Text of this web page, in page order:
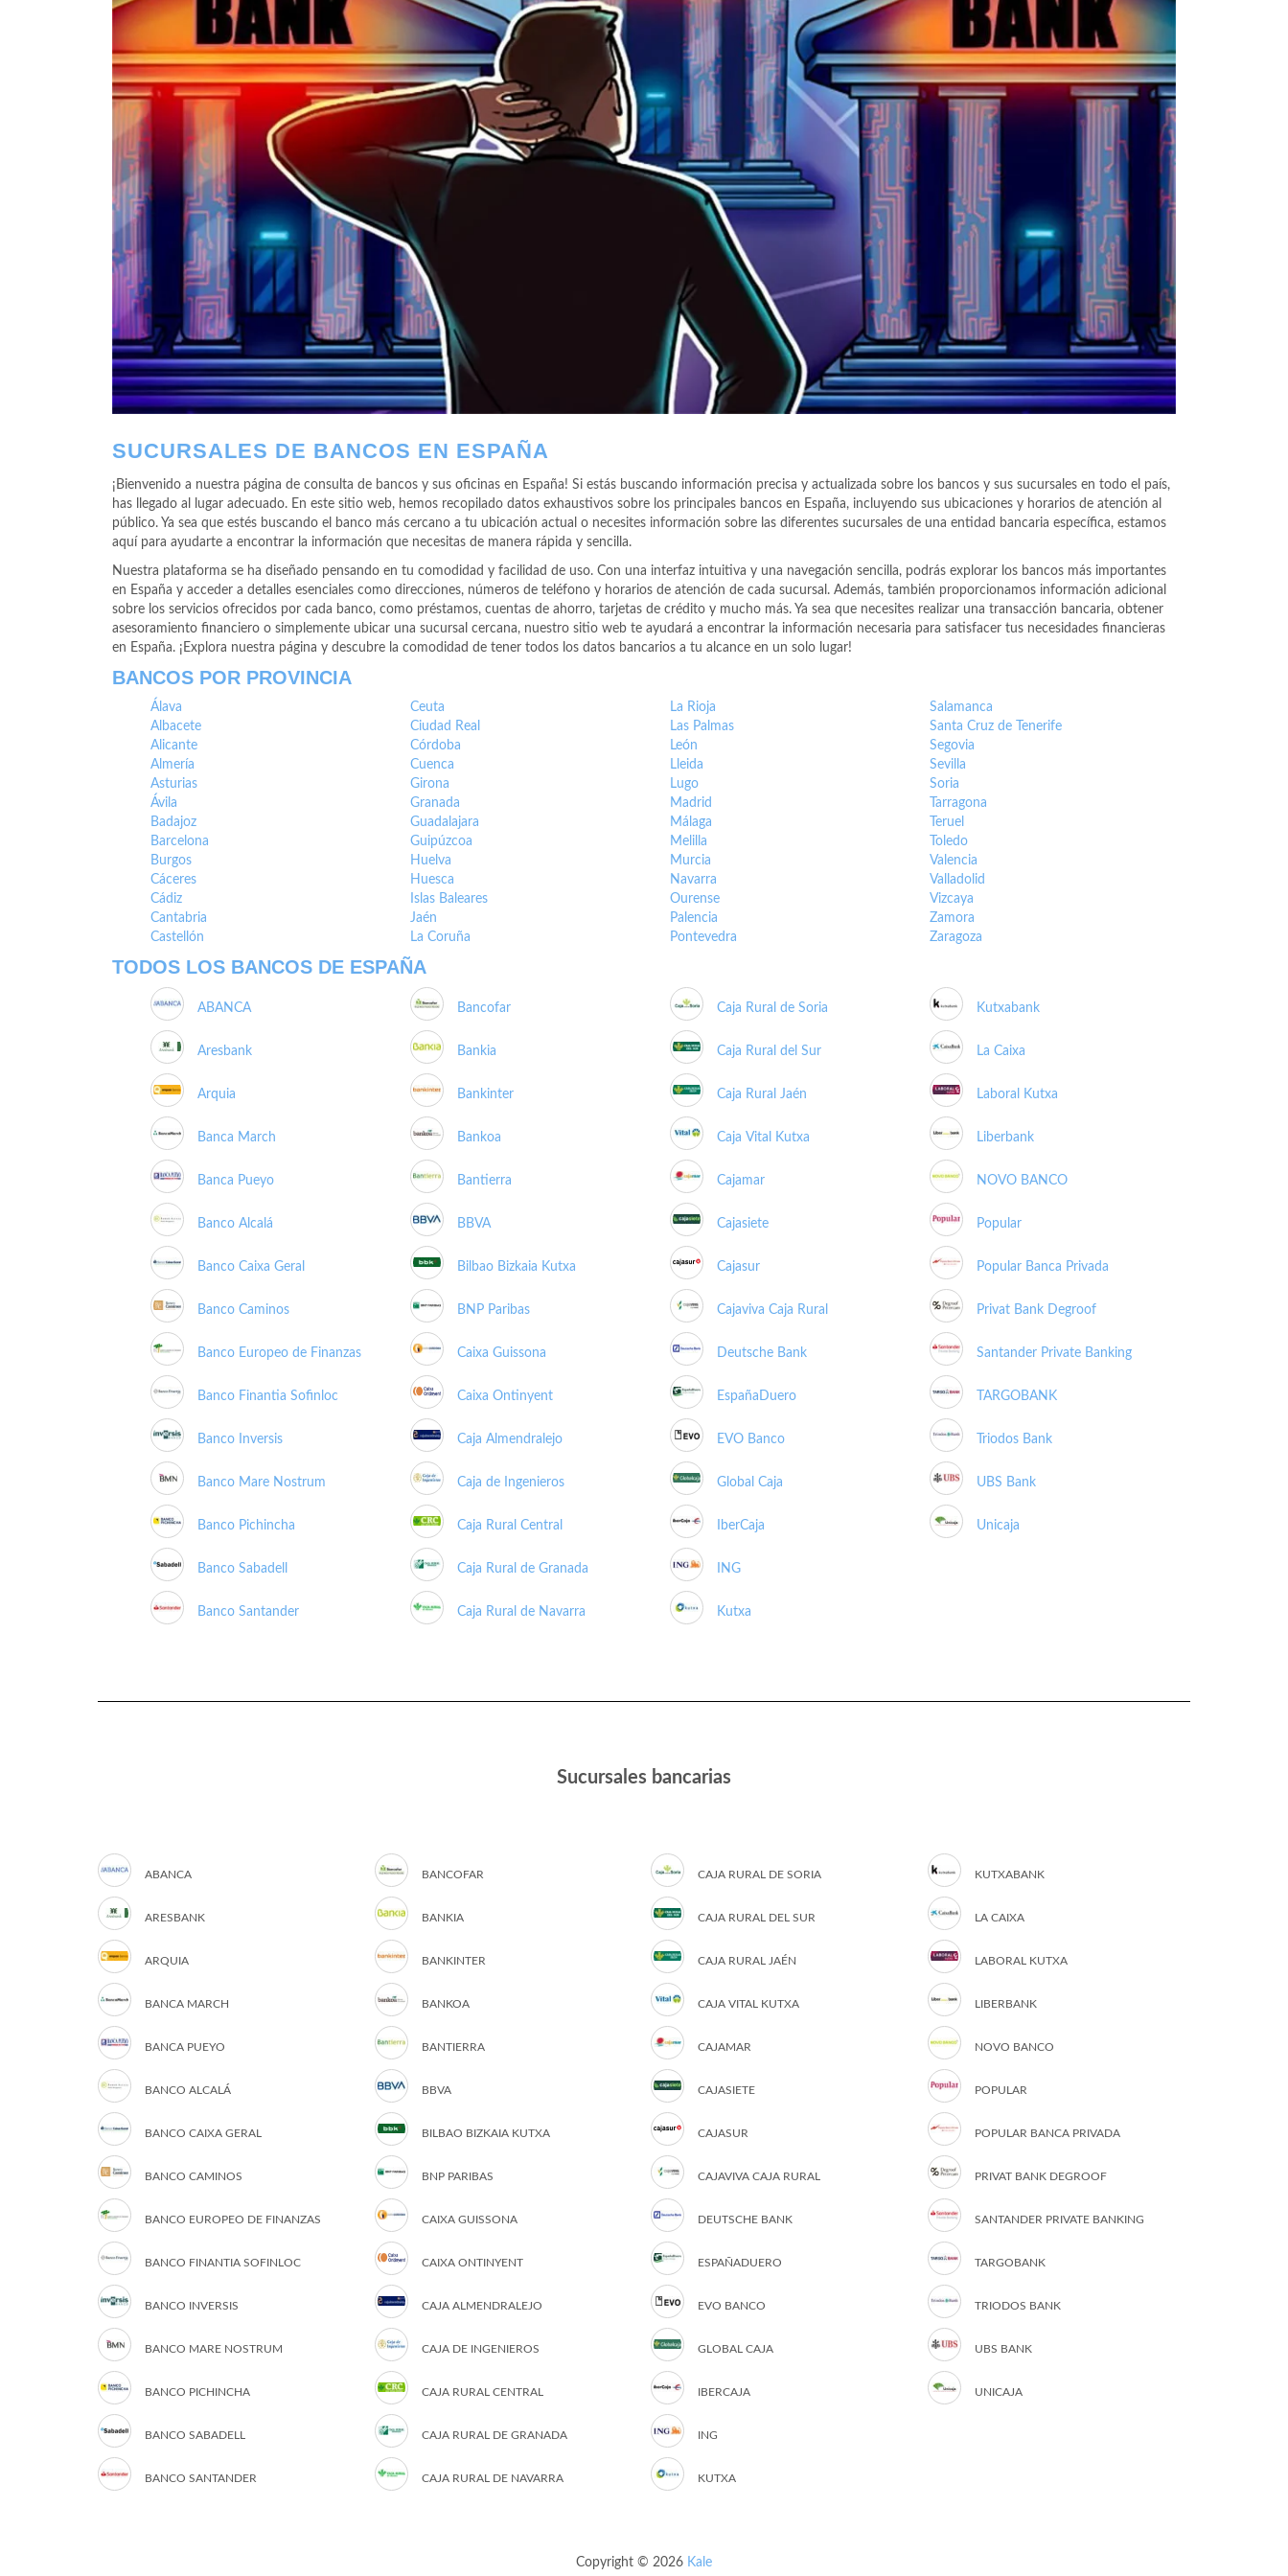
SUCURSALES DE BANCOS EN ESPAÑA
¡Bienvenido a nuestra página de consulta de bancos y sus oficinas en España! Si estás buscando información precisa y actualizada sobre los bancos y sus sucursales en todo el país,
has llegado al lugar adecuado. En este sitio web, hemos recopilado datos exhaustivos sobre los principales bancos en España, incluyendo sus ubicaciones y horarios de atención al
público. Ya sea que estés buscando el banco más cercano a tu ubicación actual o necesites información sobre las diferentes sucursales de una entidad bancaria específica, estamos
aquí para ayudarte a encontrar la información que necesitas de manera rápida y sencilla.
Nuestra plataforma se ha diseñado pensando en tu comodidad y facilidad de uso. Con una interfaz intuitiva y una navegación sencilla, podrás explorar los bancos más importantes
en España y acceder a detalles esenciales como direcciones, números de teléfono y horarios de atención de cada sucursal. Además, también proporcionamos información adicional
sobre los servicios ofrecidos por cada banco, como préstamos, cuentas de ahorro, tarjetas de crédito y mucho más. Ya sea que necesites realizar una transacción bancaria, obtener
asesoramiento financiero o simplemente ubicar una sucursal cercana, nuestro sitio web te ayudará a encontrar la información necesaria para satisfacer tus necesidades financieras
en España. ¡Explora nuestra página y descubre la comodidad de tener todos los datos bancarios a tu alcance en un solo lugar!
BANCOS POR PROVINCIA
Álava
Albacete
Alicante
Almería
Asturias
Ávila
Badajoz
Barcelona
Burgos
Cáceres
Cádiz
Cantabria
Castellón
Ceuta
Ciudad Real
Córdoba
Cuenca
Girona
Granada
Guadalajara
Guipúzcoa
Huelva
Huesca
Islas Baleares
Jaén
La Coruña
La Rioja
Las Palmas
León
Lleida
Lugo
Madrid
Málaga
Melilla
Murcia
Navarra
Ourense
Palencia
Pontevedra
Salamanca
Santa Cruz de Tenerife
Segovia
Sevilla
Soria
Tarragona
Teruel
Toledo
Valencia
Valladolid
Vizcaya
Zamora
Zaragoza
TODOS LOS BANCOS DE ESPAÑA
ABANCA
Aresbank
Arquia
Banca March
Banca Pueyo
Banco Alcalá
Banco Caixa Geral
Banco Caminos
Banco Europeo de Finanzas
Banco Finantia Sofinloc
Banco Inversis
Banco Mare Nostrum
Banco Pichincha
Banco Sabadell
Banco Santander
Bancofar
Bankia
Bankinter
Bankoa
Bantierra
BBVA
Bilbao Bizkaia Kutxa
BNP Paribas
Caixa Guissona
Caixa Ontinyent
Caja Almendralejo
Caja de Ingenieros
Caja Rural Central
Caja Rural de Granada
Caja Rural de Navarra
Caja Rural de Soria
Caja Rural del Sur
Caja Rural Jaén
Caja Vital Kutxa
Cajamar
Cajasiete
Cajasur
Cajaviva Caja Rural
Deutsche Bank
EspañaDuero
EVO Banco
Global Caja
IberCaja
ING
Kutxa
Kutxabank
La Caixa
Laboral Kutxa
Liberbank
NOVO BANCO
Popular
Popular Banca Privada
Privat Bank Degroof
Santander Private Banking
TARGOBANK
Triodos Bank
UBS Bank
Unicaja
Sucursales bancarias
ABANCA
ARESBANK
ARQUIA
BANCA MARCH
BANCA PUEYO
BANCO ALCALÁ
BANCO CAIXA GERAL
BANCO CAMINOS
BANCO EUROPEO DE FINANZAS
BANCO FINANTIA SOFINLOC
BANCO INVERSIS
BANCO MARE NOSTRUM
BANCO PICHINCHA
BANCO SABADELL
BANCO SANTANDER
BANCOFAR
BANKIA
BANKINTER
BANKOA
BANTIERRA
BBVA
BILBAO BIZKAIA KUTXA
BNP PARIBAS
CAIXA GUISSONA
CAIXA ONTINYENT
CAJA ALMENDRALEJO
CAJA DE INGENIEROS
CAJA RURAL CENTRAL
CAJA RURAL DE GRANADA
CAJA RURAL DE NAVARRA
CAJA RURAL DE SORIA
CAJA RURAL DEL SUR
CAJA RURAL JAÉN
CAJA VITAL KUTXA
CAJAMAR
CAJASIETE
CAJASUR
CAJAVIVA CAJA RURAL
DEUTSCHE BANK
ESPAÑADUERO
EVO BANCO
GLOBAL CAJA
IBERCAJA
ING
KUTXA
KUTXABANK
LA CAIXA
LABORAL KUTXA
LIBERBANK
NOVO BANCO
POPULAR
POPULAR BANCA PRIVADA
PRIVAT BANK DEGROOF
SANTANDER PRIVATE BANKING
TARGOBANK
TRIODOS BANK
UBS BANK
UNICAJA
Copyright © 2026 Kale